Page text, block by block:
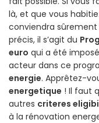
là, et que vous
conviendra sûrement
précis, il s’agit du
euro qui a été
acteur dans ce
energie. Apprêtez-
energetique ! Il faut
autres criteres
à la rénovation